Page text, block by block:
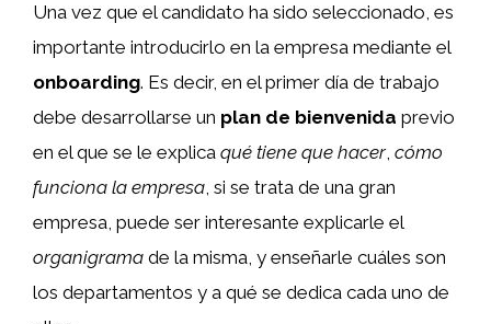
Una vez que el candidato ha sido seleccionado, es
importante introducirlo en la empresa mediante el
onboarding. Es decir, en el primer día de trabajo
debe desarrollarse un plan de bienvenida previo
en el que se le explica qué tiene que hacer, cómo
funciona la empresa, si se trata de una gran
empresa, puede ser interesante explicarle el
organigrama de la misma, y enseñarle cuáles son
los departamentos y a qué se dedica cada uno de